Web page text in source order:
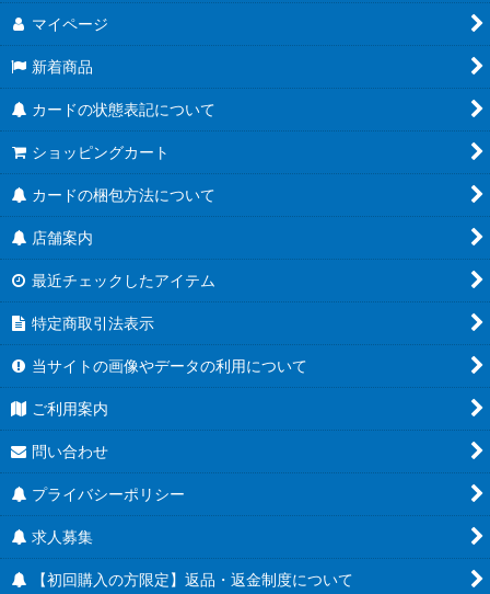
マイページ
新着商品
カードの状態表記について
ショッピングカート
カードの梱包方法について
店舗案内
最近チェックしたアイテム
特定商取引法表示
当サイトの画像やデータの利用について
ご利用案内
問い合わせ
プライバシーポリシー
求人募集
【初回購入の方限定】返品・返金制度について